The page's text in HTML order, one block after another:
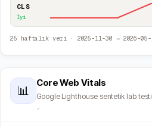
CLS
İyi
25 haftalık veri · 2025-11-30 → 2026-05-
📊
Core Web Vitals
Google Lighthouse sentetik lab testi
↗